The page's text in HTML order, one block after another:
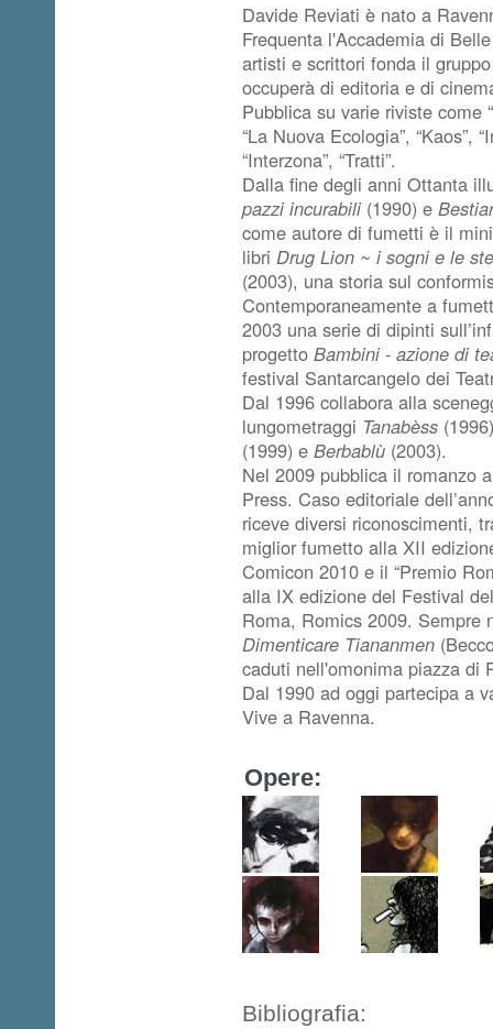
Davide Reviati è nato a
Frequenta l'Accademia di
artisti e scrittori fonda il
occuperà di editoria e di
Pubblica su varie riviste come
“La Nuova Ecologia”, “Kaos”,
“Interzona”, “Tratti”.
Dalla fine degli anni Ottanta
pazzi incurabili (1990) e
come autore di fumetti è il
libri Drug Lion ~ i sogni e le
(2003), una storia sul
Contemporaneamente a
2003 una serie di dipinti
progetto Bambini - azione di
festival Santarcangelo dei
Dal 1996 collabora alla
lungometraggi Tanabèss
(1999) e Berbablù (2003).
Nel 2009 pubblica il romanzo
Press. Caso editoriale
riceve diversi riconoscimenti,
miglior fumetto alla XII
Comicon 2010 e il “Premio
alla IX edizione del Festival
Roma, Romics 2009. Sempre
Dimenticare Tiananmen
caduti nell'omonima piazza di
Dal 1990 ad oggi partecipa a
Vive a Ravenna.
Opere:
Bibliografia: